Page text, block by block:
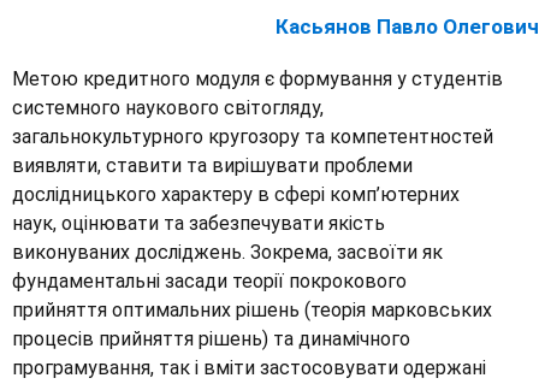
Касьянов Павло Олегович
Метою кредитного модуля є формування у студентів
системного наукового світогляду,
загальнокультурного кругозору та компетентностей
виявляти, ставити та вирішувати проблеми
дослідницького характеру в сфері комп’ютерних
наук, оцінювати та забезпечувати якість
виконуваних досліджень. Зокрема, засвоїти як
фундаментальні засади теорії покрокового
прийняття оптимальних рішень (теорія марковських
процесів прийняття рішень) та динамічного
програмування, так і вміти застосовувати одержані